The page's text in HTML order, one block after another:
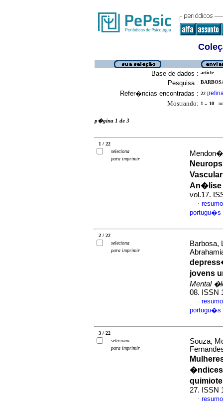
Base de dados : article
Pesquisa :
Refer�ncias encontradas : 22 [
Mostrando: 1 .. 10
p�gina 1 de 3
1 / 22
seleciona
para imprimir
An�lise
vol.17.
·
portugu�s
2 / 22
seleciona
para imprimir
Barbosa,
jovens
Mental
08. ISSN
·
portugu�s
3 / 22
seleciona
para imprimir
Souza,
�ndices
27. ISSN
·